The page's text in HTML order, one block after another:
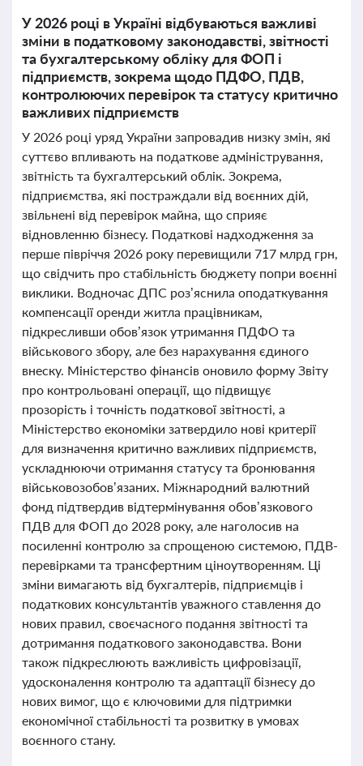
У 2026 році в Україні відбуваються важливі
зміни в податковому законодавстві, звітності
та бухгалтерському обліку для ФОП і
підприємств, зокрема щодо ПДФО, ПДВ,
контролюючих перевірок та статусу критично
важливих підприємств
У 2026 році уряд України запровадив низку змін, які
суттєво впливають на податкове адміністрування,
звітність та бухгалтерський облік. Зокрема,
підприємства, які постраждали від воєнних дій,
звільнені від перевірок майна, що сприяє
відновленню бізнесу. Податкові надходження за
перше півріччя 2026 року перевищили 717 млрд грн,
що свідчить про стабільність бюджету попри воєнні
виклики. Водночас ДПС роз’яснила оподаткування
компенсації оренди житла працівникам,
підкресливши обов’язок утримання ПДФО та
військового збору, але без нарахування єдиного
внеску. Міністерство фінансів оновило форму Звіту
про контрольовані операції, що підвищує
прозорість і точність податкової звітності, а
Міністерство економіки затвердило нові критерії
для визначення критично важливих підприємств,
ускладнюючи отримання статусу та бронювання
військовозобов’язаних. Міжнародний валютний
фонд підтвердив відтермінування обов’язкового
ПДВ для ФОП до 2028 року, але наголосив на
посиленні контролю за спрощеною системою, ПДВ-
перевірками та трансфертним ціноутворенням. Ці
зміни вимагають від бухгалтерів, підприємців і
податкових консультантів уважного ставлення до
нових правил, своєчасного подання звітності та
дотримання податкового законодавства. Вони
також підкреслюють важливість цифровізації,
удосконалення контролю та адаптації бізнесу до
нових вимог, що є ключовими для підтримки
економічної стабільності та розвитку в умовах
воєнного стану.